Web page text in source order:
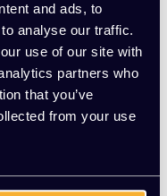
and ads, to
analyse our traffic.
use of our site with
partners who
that you’ve
from your use
aan